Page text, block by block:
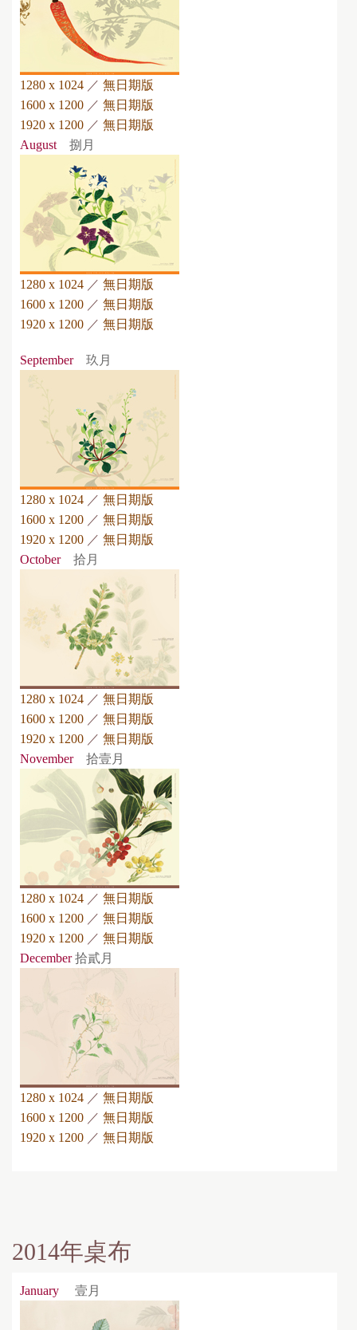
1280 x 1024 ／ 無日期版
1600 x 1200 ／ 無日期版
1920 x 1200 ／ 無日期版
August 捌月
1280 x 1024 ／ 無日期版
1600 x 1200 ／ 無日期版
1920 x 1200 ／ 無日期版
September 玖月
1280 x 1024 ／ 無日期版
1600 x 1200 ／ 無日期版
1920 x 1200 ／ 無日期版
October 拾月
1280 x 1024 ／ 無日期版
1600 x 1200 ／ 無日期版
1920 x 1200 ／ 無日期版
November 拾壹月
1280 x 1024 ／ 無日期版
1600 x 1200 ／ 無日期版
1920 x 1200 ／ 無日期版
December拾貳月
1280 x 1024 ／ 無日期版
1600 x 1200 ／ 無日期版
1920 x 1200 ／ 無日期版
2014年桌布
January 壹月